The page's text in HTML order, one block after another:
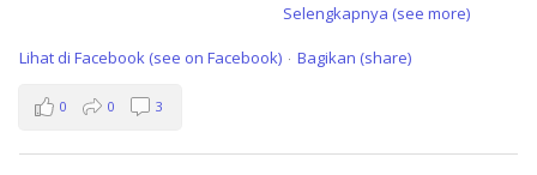
Selengkapnya (see more)
Lihat di Facebook (see on Facebook) · Bagikan (share)
0 0 3